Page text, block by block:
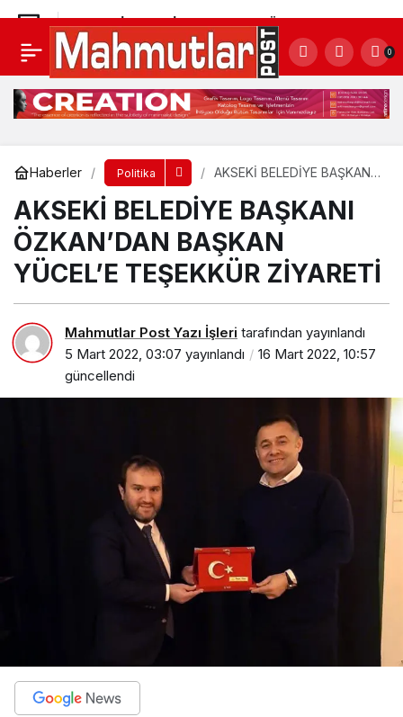
0
Haberler Politika
AKSEKİ BELEDİYE BAŞKANI
YÜCEL’E TEŞEKKÜR
ZİYARETİ
AKSEKİ BELEDİYE BAŞKANI
ÖZKAN’DAN BAŞKAN
YÜCEL’E TEŞEKKÜR ZİYARETİ
Mahmutlar Post Yazı İşleri tarafından yayınlandı
5 Mart 2022, 03:07 yayınlandı
16 Mart 2022, 10:57
güncellendi
AKSEKİ BELEDİYE BAŞKANI ÖZKAN’DAN
BAŞKAN YÜCEL’E TEŞEKKÜR ZİYARETİ
Yorum Yap